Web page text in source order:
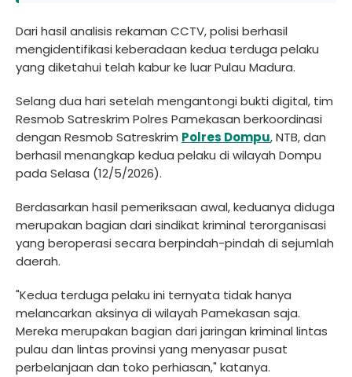
Dari hasil analisis rekaman CCTV, polisi berhasil
mengidentifikasi keberadaan kedua terduga pelaku
yang diketahui telah kabur ke luar Pulau Madura.
Selang dua hari setelah mengantongi bukti digital, tim
Resmob Satreskrim Polres Pamekasan berkoordinasi
dengan Resmob Satreskrim Polres Dompu, NTB, dan
berhasil menangkap kedua pelaku di wilayah Dompu
pada Selasa (12/5/2026).
Berdasarkan hasil pemeriksaan awal, keduanya diduga
merupakan bagian dari sindikat kriminal terorganisasi
yang beroperasi secara berpindah-pindah di sejumlah
daerah.
"Kedua terduga pelaku ini ternyata tidak hanya
melancarkan aksinya di wilayah Pamekasan saja.
Mereka merupakan bagian dari jaringan kriminal lintas
pulau dan lintas provinsi yang menyasar pusat
perbelanjaan dan toko perhiasan," katanya.